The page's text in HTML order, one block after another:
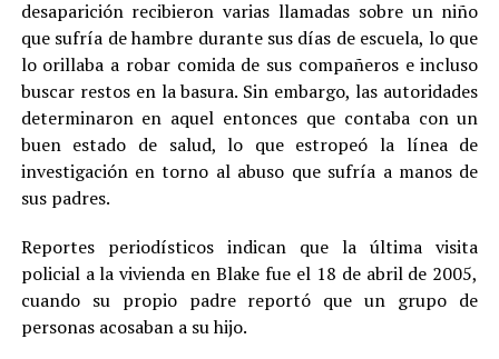
desaparición recibieron varias llamadas sobre un niño
que sufría de hambre durante sus días de escuela, lo que
lo orillaba a robar comida de sus compañeros e incluso
buscar restos en la basura. Sin embargo, las autoridades
determinaron en aquel entonces que contaba con un
buen estado de salud, lo que estropeó la línea de
investigación en torno al abuso que sufría a manos de
sus padres.
Reportes periodísticos indican que la última visita
policial a la vivienda en Blake fue el 18 de abril de 2005,
cuando su propio padre reportó que un grupo de
personas acosaban a su hijo.